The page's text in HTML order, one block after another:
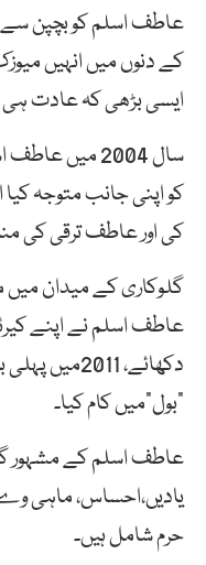
عاطف اسلم کو بچپن سے
کے دنوں میں انہیں
ایسی بڑھی کہ عادت ہی
سال 2004
کو اپنی جانب متوجہ کیا
کی اور عاطف ترقی کی
گلوکاری کے میدان میں
عاطف اسلم نے اپنے
دکھائے،
”بول“میں کام کیا۔
عاطف اسلم کے مشہور
یادیں،احساس، ماہی
حرم شامل ہیں۔